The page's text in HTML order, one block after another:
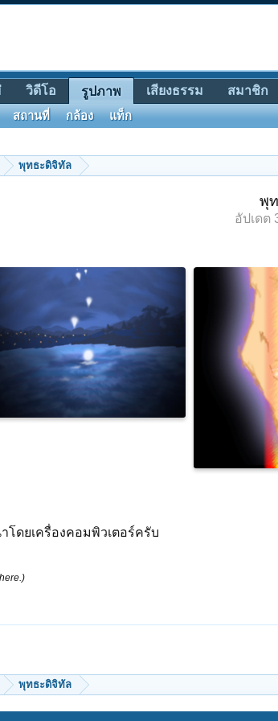
พุทธะดิจิทัล
พุ
อัปเดต
ดยเครื่องคอมพิวเตอร์ครับ
พุทธะดิจิทัล
วิดีโอ รูปภาพ
สถานที่ กล้อง แท็ก
เสียงธรรม สมาชิก